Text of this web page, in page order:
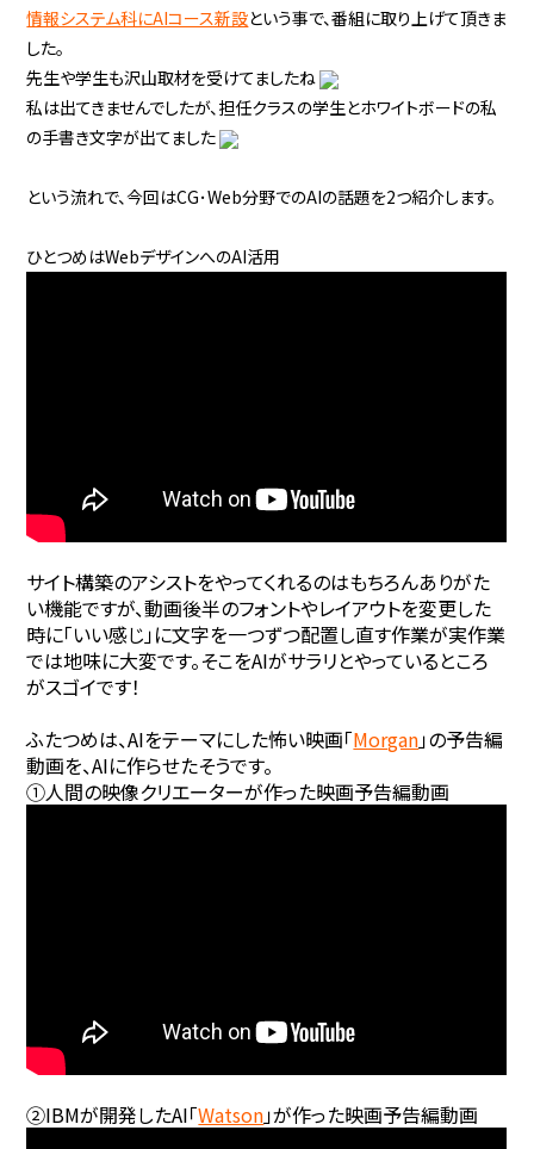
情報システム科にAIコース新設という事で、番組に取り上げて頂きま
した。
先生や学生も沢山取材を受けてましたね
私は出てきませんでしたが、担任クラスの学生とホワイトボードの私
の手書き文字が出てました
という流れで、今回はCG･Web分野でのAIの話題を2つ紹介します。
ひとつめはWebデザインへのAI活用
サイト構築のアシストをやってくれるのはもちろんありがた
い機能ですが、動画後半のフォントやレイアウトを変更した
時に「いい感じ」に文字を一つずつ配置し直す作業が実作業
では地味に大変です。そこをAIがサラリとやっているところ
がスゴイです！
ふたつめは、AIをテーマにした怖い映画「Morgan」の予告編
動画を、AIに作らせたそうです。
①人間の映像クリエーターが作った映画予告編動画
②IBMが開発したAI「Watson」が作った映画予告編動画